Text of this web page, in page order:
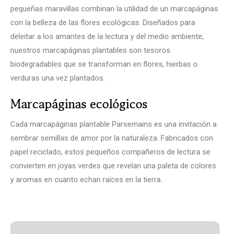
pequeñas maravillas combinan la utilidad de un marcapáginas
con la belleza de las flores ecológicas. Diseñados para
deleitar a los amantes de la lectura y del medio ambiente,
nuestros marcapáginas plantables son tesoros
biodegradables que se transforman en flores, hierbas o
verduras una vez plantados.
Marcapáginas ecológicos
Cada marcapáginas plantable Parsemains es una invitación a
sembrar semillas de amor por la naturaleza. Fabricados con
papel reciclado, estos pequeños compañeros de lectura se
convierten en joyas verdes que revelan una paleta de colores
y aromas en cuanto echan raíces en la tierra.